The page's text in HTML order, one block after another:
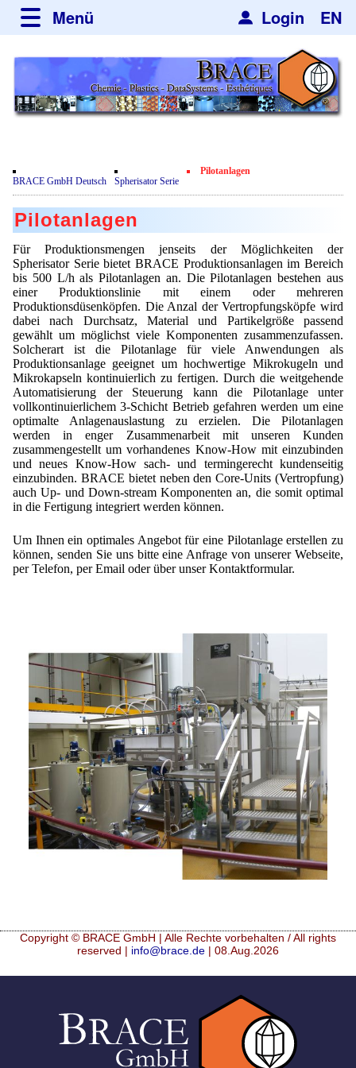
Login EN
Menü
über BRACE
Leistungen
Newsticker
Film
Kundenrezensionen
Zertifikate
Datenschutzerklärung
Kontakt
Neues
Newsletter
Mikrokugelanlagen
Heizkammern
Trockner
Sortieranlagen
Gebrauchte Maschinen - Angebote
Angebotsanfrage
Spherisator Serie
Spherisator M2
Produktionsanlagen
Angebotsanfrage
Dienstleistungen
Mikrokugeln und Verfahren
Mikrokapseln
Mikroverkapselung
Lohnfertigung
Mietanlagen
Angebotsanfrage
Anwendungen
Aromakapseln
Emulgatoren
Geschmacksmaskierung
Instant Kugeln
Katalysatorträger
Keramische Hohlkugeln
Polymere
Soluspheres
Staubreduktion
Angebotsanfrage
Informationsmaterial
Hf and ZrHf mixed Microspheres
Ultra spherical granulation (english)
Ultra spherical granulation (francais)
Des microbilles de granulométrie précise
Runde Sache
Fraunhofer UMSICHT Tage
Powering Green Chemistry with Microspheres and
Microcapsules
Development of alumina microspheres with controlled
size and shape
Prilling technology at Gala
Mikrokugeln für Instant-Getränkepulver
A Leap Forward to Shaping Better Products –
Microencapsulation and Microgranulation
Drip Casting Technologies at BRACE - An overview
(Movie)
Jobbörse
Kontakt
Kontaktformular
Angebotsanfrage
Bewertungsseite
Anfahrt
Registrierung
Bestätigungsseite Anfrage
Suche
Mitgliederseiten
Neu Registrieren
Zusatzinformationen
Bestätigungsseite Registrierung
Account Aktiviert
Login
BRACE GmbH Deutsch Spherisator Serie
Pilotanlagen
Pilotanlagen
Für Produktionsmengen jenseits der Möglichkeiten der
Spherisator Serie bietet BRACE Produktionsanlagen im Bereich
bis 500 L/h als Pilotanlagen an. Die Pilotanlagen bestehen aus
einer Produktionslinie mit einem oder mehreren
Produktionsdüsenköpfen. Die Anzal der Vertropfungsköpfe wird
dabei nach Durchsatz, Material und Partikelgröße passend
gewählt um möglichst viele Komponenten zusammenzufassen.
Solcherart ist die Pilotanlage für viele Anwendungen als
Produktionsanlage geeignet um hochwertige Mikrokugeln und
Mikrokapseln kontinuierlich zu fertigen. Durch die weitgehende
Automatisierung der Steuerung kann die Pilotanlage unter
vollkontinuierlichem 3-Schicht Betrieb gefahren werden um eine
optimalte Anlagenauslastung zu erzielen. Die Pilotanlagen
werden in enger Zusammenarbeit mit unseren Kunden
zusammengestellt um vorhandenes Know-How mit einzubinden
und neues Know-How sach- und termingerecht kundenseitig
einzubinden. BRACE bietet neben den Core-Units (Vertropfung)
auch Up- und Down-stream Komponenten an, die somit optimal
in die Fertigung integriert werden können.
Um Ihnen ein optimales Angebot für eine Pilotanlage erstellen zu
können, senden Sie uns bitte eine Anfrage von unserer Webseite,
per Telefon, per Email oder über unser Kontaktformular.
Copyright © BRACE GmbH | Alle Rechte vorbehalten / All rights
reserved | info@brace.de | 08.Aug.2026